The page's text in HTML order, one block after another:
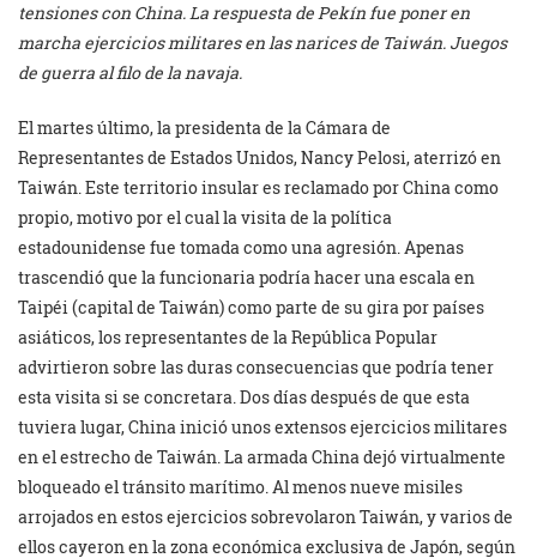
tensiones con China. La respuesta de Pekín fue poner en
marcha ejercicios militares en las narices de Taiwán. Juegos
de guerra al filo de la navaja.
El martes último, la presidenta de la Cámara de
Representantes de Estados Unidos, Nancy Pelosi, aterrizó en
Taiwán. Este territorio insular es reclamado por China como
propio, motivo por el cual la visita de la política
estadounidense fue tomada como una agresión. Apenas
trascendió que la funcionaria podría hacer una escala en
Taipéi (capital de Taiwán) como parte de su gira por países
asiáticos, los representantes de la República Popular
advirtieron sobre las duras consecuencias que podría tener
esta visita si se concretara. Dos días después de que esta
tuviera lugar, China inició unos extensos ejercicios militares
en el estrecho de Taiwán. La armada China dejó virtualmente
bloqueado el tránsito marítimo. Al menos nueve misiles
arrojados en estos ejercicios sobrevolaron Taiwán, y varios de
ellos cayeron en la zona económica exclusiva de Japón, según